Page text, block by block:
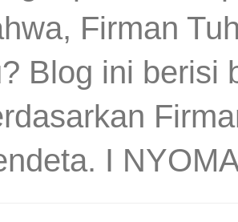
Firman
Blog ini berisi
I